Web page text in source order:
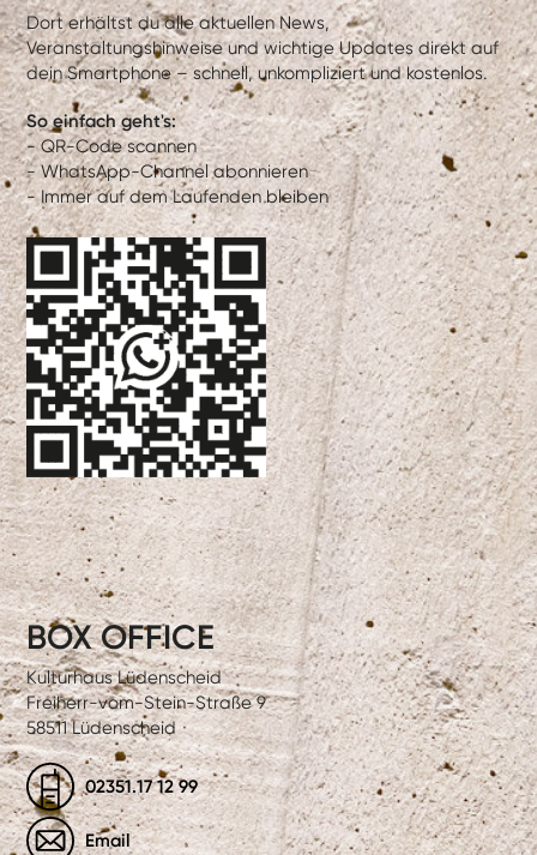
Dort erhältst du alle aktuellen News,
Veranstaltungshinweise und wichtige Updates direkt auf
dein Smartphone – schnell, unkompliziert und kostenlos.
So einfach geht's:
- QR-Code scannen
- WhatsApp-Channel abonnieren
- Immer auf dem Laufenden bleiben
BOX OFFICE
Kulturhaus Lüdenscheid
Freiherr-vom-Stein-Straße 9
58511 Lüdenscheid
02351.17 12 99
Email